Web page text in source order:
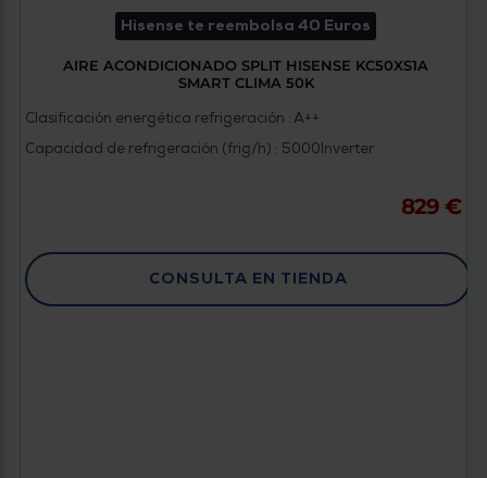
Hisense te reembolsa 40 Euros
AIRE ACONDICIONADO SPLIT HISENSE KC50XS1A
SMART CLIMA 50K
Clasificación energética refrigeración : A++
Capacidad de refrigeración (frig/h) : 5000 Inverter
829 €
CONSULTA EN TIENDA